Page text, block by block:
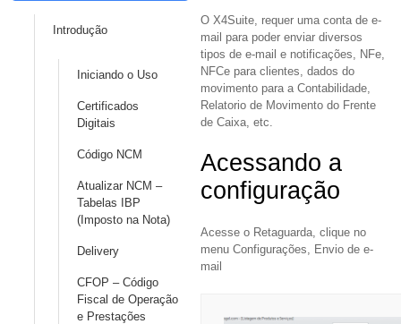
Introdução
Iniciando o Uso
Certificados
Digitais
Código NCM
Atualizar NCM –
Tabelas IBP
(Imposto na Nota)
Delivery
CFOP – Código
Fiscal de Operação
e Prestações
O X4Suite, requer uma conta de e-
mail para poder enviar diversos
tipos de e-mail e notificações, NFe,
NFCe para clientes, dados do
movimento para a Contabilidade,
Relatorio de Movimento do Frente
de Caixa, etc.
Acessando a
configuração
Acesse o Retaguarda, clique no
menu Configurações, Envio de e-
mail